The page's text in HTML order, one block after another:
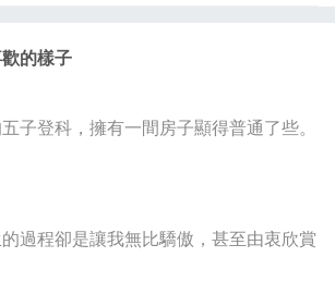
的樣子
子登科，擁有一間房子顯得普通了些。
過程卻是讓我無比驕傲，甚至由衷欣賞